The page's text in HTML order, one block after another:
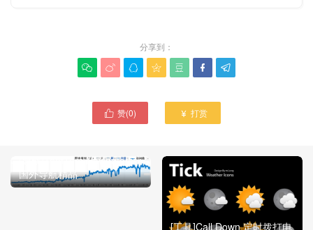
分享到：
      
 赞(0)  打赏
[导航]TomTom Navigator 7
国外导航精品
[工具]Call Down 定时拨打电